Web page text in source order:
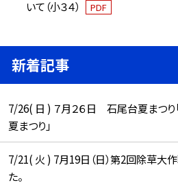
いて（小３４）
PDF
新着記事
7/26( 日 ) ７月２６日 石尾台夏まつり
夏まつり」
7/21( 火 ) 7月19日（日）第2回除草大
た。